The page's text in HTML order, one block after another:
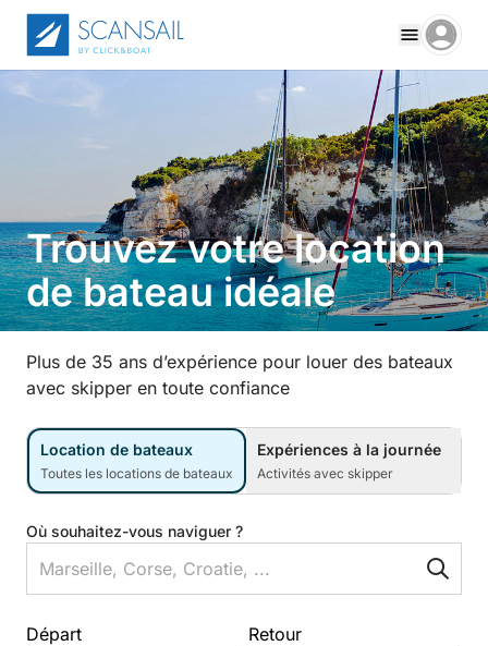
Trouvez votre location
de bateau idéale
Plus de 35 ans d’expérience pour louer des bateaux
avec skipper en toute confiance
Location de bateaux
Toutes les locations de bateaux
Expériences à la journée
Activités avec skipper
Où souhaitez-vous naviguer ?
Départ
Retour